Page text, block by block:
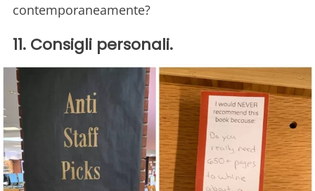
contemporaneamente?
11. Consigli personali.